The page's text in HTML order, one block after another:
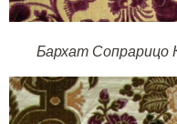
Бархат Сопрарицо